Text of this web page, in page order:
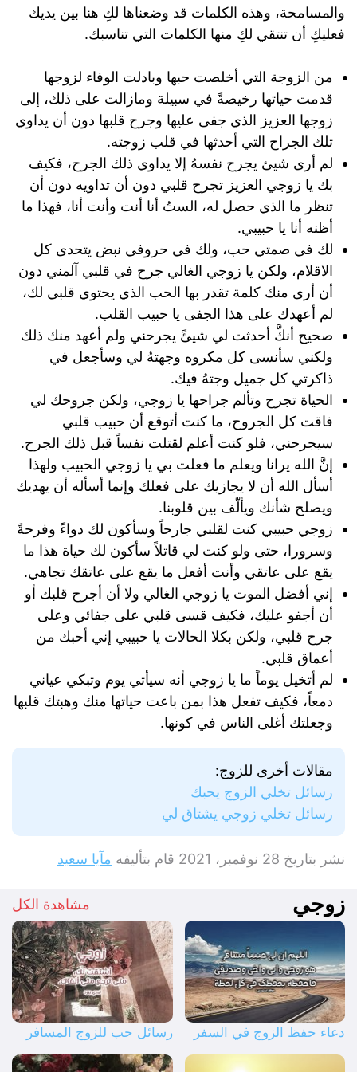
والمسامحة، وهذه الكلمات قد وضعناها لكِ هنا بين يديك
فعليكِ أن تنتقي لكِ منها الكلمات التي تناسبك.
من الزوجة التي أخلصت حبها وبادلت الوفاء لزوجها
قدمت حياتها رخيصةً في سبيلة ومازالت على ذلك، إلى
زوجها العزيز الذي جفى عليها وجرح قلبها دون أن يداوي
تلك الجراح التي أحدثها في قلب زوجته.
لم أرى شيئ يجرح نفسهُ إلا يداوي ذلك الجرح، فكيف
بك يا زوجي العزيز تجرح قلبي دون أن تداويه دون أن
تنظر ما الذي حصل له، الستُ أنا أنت وأنت أنا، فهذا ما
أظنه أنا يا حبيبي.
لك في صمتي حب، ولك في حروفي نبض يتحدى كل
الاقلام، ولكن يا زوجي الغالي جرح في قلبي آلمني دون
أن أرى منك كلمة تقدر بها الحب الذي يحتوي قلبي لك،
لم أعهدك على هذا الجفى يا حبيب القلب.
صحيح أنكَّ أحدثت لي شيئً يجرحني ولم أعهد منك ذلك
ولكني سأنسى كل مكروه وجهتهُ لي وسأجعل في
ذاكرتي كل جميل وجتهُ فيك.
الحياة تجرح وتألم جراحها يا زوجي، ولكن جروحك لي
فاقت كل الجروح، ما كنت أتوقع أن حبيب قلبي
سيجرحني، فلو كنت أعلم لقتلت نفساً قبل ذلك الجرح.
إنَّ الله يرانا ويعلم ما فعلت بي يا زوجي الحبيب ولهذا
أسأل الله أن لا يجازيك على فعلك وإنما أسأله أن يهديك
ويصلح شأنك ويألّف بين قلوبنا.
زوجي حبيبي كنت لقلبي جارحاً وسأكون لك دواءً وفرحةً
وسرورا، حتى ولو كنت لي قاتلاً سأكون لك حياة هذا ما
يقع على عاتقي وأنت أفعل ما يقع على عاتقك تجاهي.
إني أفضل الموت يا زوجي الغالي ولا أن أجرح قلبك أو
أن أجفو عليك، فكيف قسى قلبي على جفائي وعلى
جرح قلبي، ولكن بكلا الحالات يا حبيبي إني أحبك من
أعماق قلبي.
لم أتخيل يوماً ما يا زوجي أنه سيأتي يوم وتبكي عياني
دمعاً، فكيف تفعل هذا بمن باعت حياتها منك وهبتك قلبها
وجعلتك أغلى الناس في كونها.
مقالات أخرى للزوج:
رسائل تخلي الزوج يحبك
رسائل تخلي زوجي يشتاق لي
نشر بتاريخ 28 نوفمبر، 2021 قام بتأليفه مآيا سعيد
زوجي مشاهدة الكل
دعاء حفظ الزوج في السفر رسائل حب للزوج المسافر